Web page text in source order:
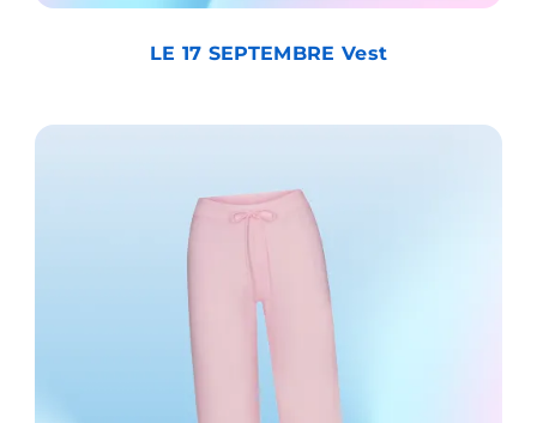
LE 17 SEPTEMBRE Vest